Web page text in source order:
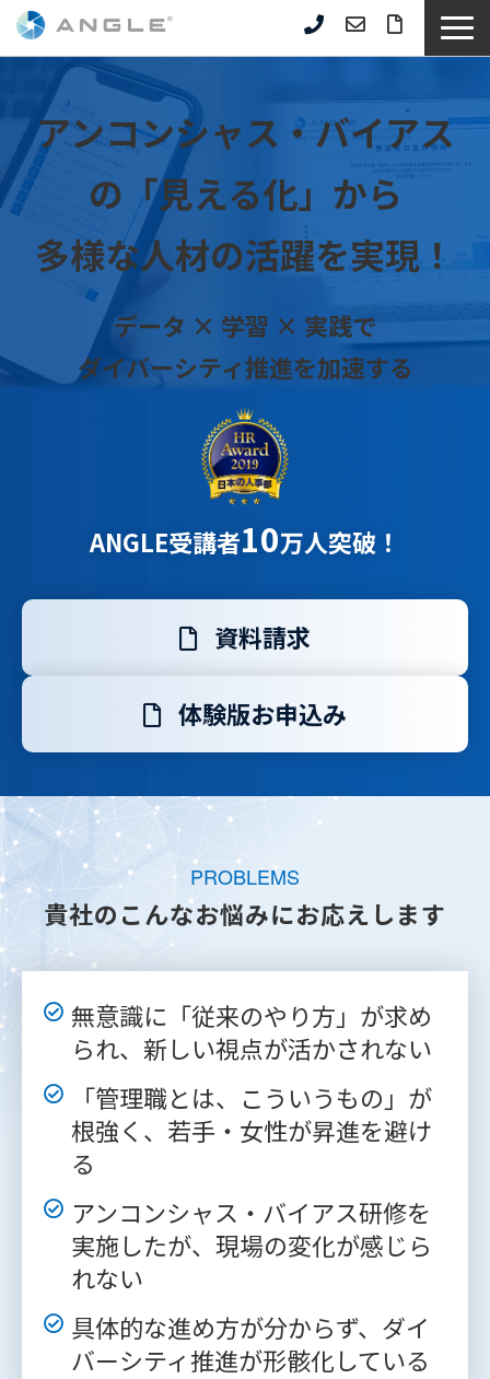
選ばれる理由
企業事例
セミナー情報
お役立ち資料
コラム記事
よくあるご質問
アンコンシャス・バイアス
の「見える化」から
多様な人材の活躍を実現！
データ × 学習 × 実践で
ダイバーシティ推進を加速する
ANGLE受講者10万人突破！
資料請求
体験版お申込み
PROBLEMS
貴社のこんなお悩みにお応えします
無意識に「従来のやり方」が求め
られ、新しい視点が活かされない
「管理職とは、こういうもの」が
根強く、若手・女性が昇進を避け
る
アンコンシャス・バイアス研修を
実施したが、現場の変化が感じら
れない
具体的な進め方が分からず、ダイ
バーシティ推進が形骸化している